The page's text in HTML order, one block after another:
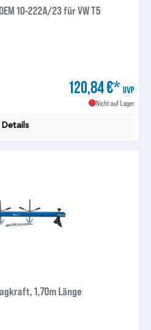
10-222A/23 für VW T5
120,84 €* UVP
Nicht auf Lager
Details
1,70m Länge